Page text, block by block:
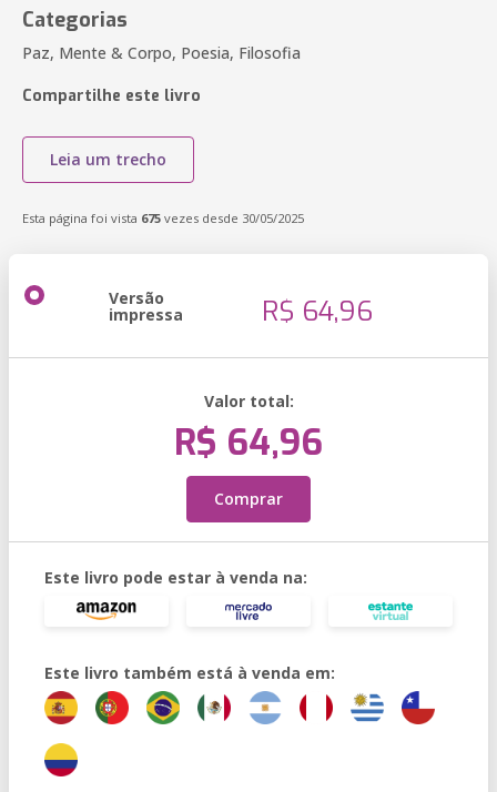
Categorias
Paz, Mente & Corpo, Poesia, Filosofia
Compartilhe este livro
Leia um trecho
Esta página foi vista 675 vezes desde 30/05/2025
Versão
impressa R$ 64,96
Valor total:
R$ 64,96
Comprar
Este livro pode estar à venda na:
Este livro também está à venda em: